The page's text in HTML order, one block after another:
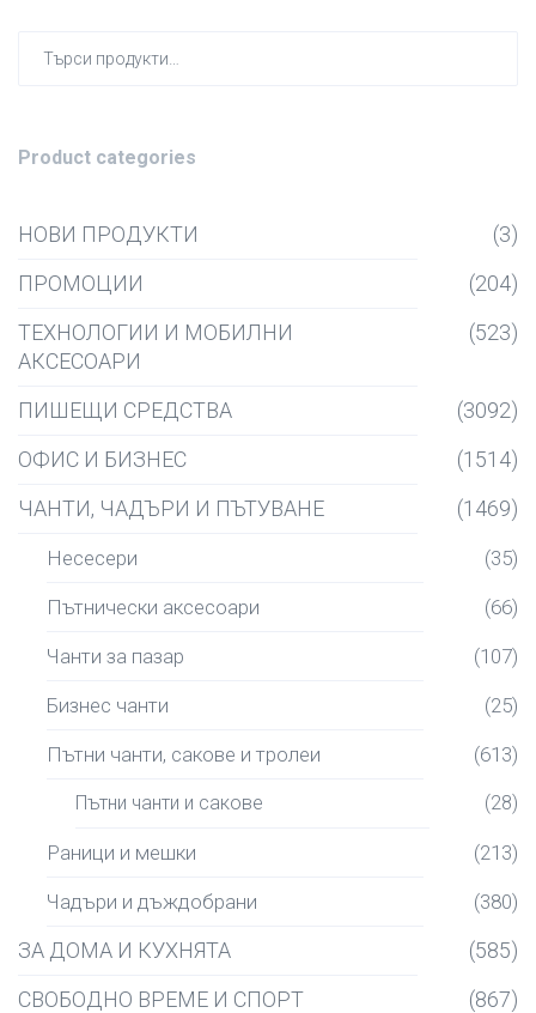
Product categories
НОВИ ПРОДУКТИ
(3)
ПРОМОЦИИ
(204)
ТЕХНОЛОГИИ И МОБИЛНИ
АКСЕСОАРИ
(523)
ПИШЕЩИ СРЕДСТВА
(3092)
ОФИС И БИЗНЕС
(1514)
ЧАНТИ, ЧАДЪРИ И ПЪТУВАНЕ
(1469)
Несесери (35)
Пътнически аксесоари (66)
Чанти за пазар (107)
Бизнес чанти (25)
Пътни чанти, сакове и тролеи (613)
Пътни чанти и сакове (28)
Раници и мешки (213)
Чадъри и дъждобрани (380)
ЗА ДОМА И КУХНЯТА
(585)
СВОБОДНО ВРЕМЕ И СПОРТ
(867)